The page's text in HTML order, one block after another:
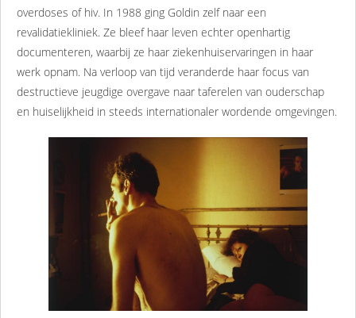
overdoses of hiv. In 1988 ging Goldin zelf naar een
revalidatiekliniek. Ze bleef haar leven echter openhartig
documenteren, waarbij ze haar ziekenhuiservaringen in haar
werk opnam. Na verloop van tijd veranderde haar focus van
destructieve jeugdige overgave naar taferelen van ouderschap
en huiselijkheid in steeds internationaler wordende omgevingen.